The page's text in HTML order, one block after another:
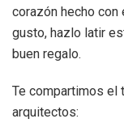
corazón hecho con
gusto, hazlo latir
buen regalo.
Te compartimos el
arquitectos: